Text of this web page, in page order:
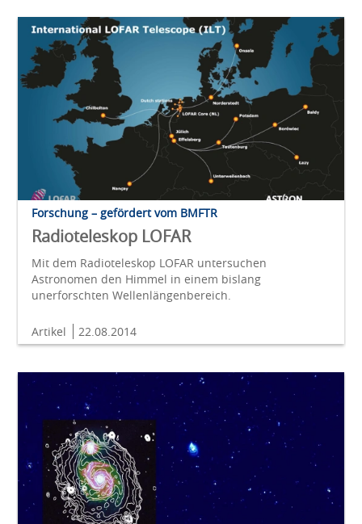
Forschung – gefördert vom BMFTR
Radioteleskop LOFAR
Mit dem Radioteleskop LOFAR untersuchen
Astronomen den Himmel in einem bislang
unerforschten Wellenlängenbereich.
Artikel 22.08.2014